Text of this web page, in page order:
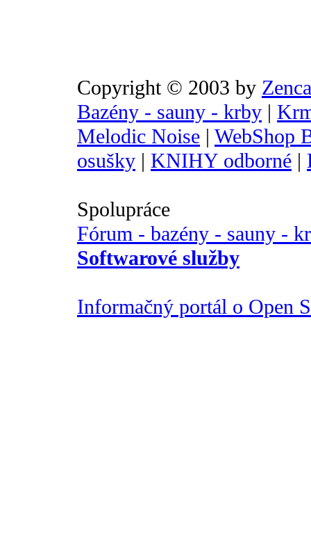
Copyright © 2003 by
Bazény - sauny - krby |
Melodic Noise | WebShop
osušky | KNIHY odborné |
Spolupráce
Fórum - bazény - sauny -
Softwarové služby
Informačný portál o Open